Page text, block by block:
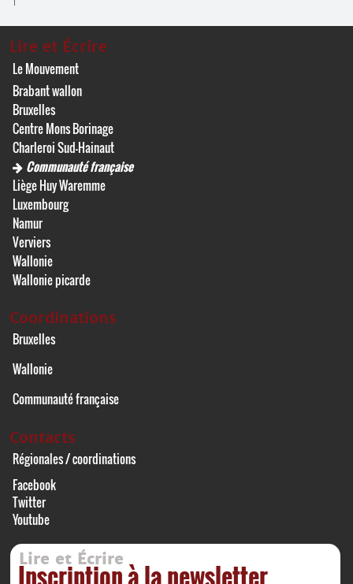
Lire et Écrire
Le Mouvement
Brabant wallon
Bruxelles
Centre Mons Borinage
Charleroi Sud-Hainaut
Communauté française
Liège Huy Waremme
Luxembourg
Namur
Verviers
Wallonie
Wallonie picarde
Coordinations
Bruxelles
Wallonie
Communauté française
Contacts
Régionales / coordinations
Facebook
Twitter
Youtube
Lire et Écrire
Inscription à la newsletter